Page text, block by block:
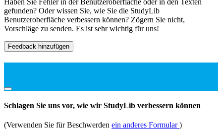
Haben Sie Fehler in der Benutzeroberfläche oder in den Texten
gefunden? Oder wissen Sie, wie Sie die StudyLib
Benutzeroberfläche verbessern können? Zögern Sie nicht,
Vorschläge zu senden. Es ist sehr wichtig für uns!
Feedback hinzufügen
Schlagen Sie uns vor, wie wir StudyLib verbessern können
(Verwenden Sie für Beschwerden ein anderes Formular)